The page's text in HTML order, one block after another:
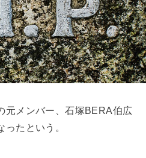
元メンバー、石塚BERA伯広
たという。